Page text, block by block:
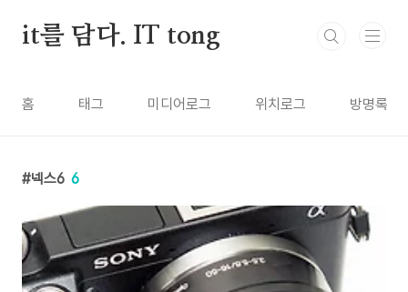
it를 담다. IT tong
홈 태그 미디어로그 위치로그 방명록
넥스6 6